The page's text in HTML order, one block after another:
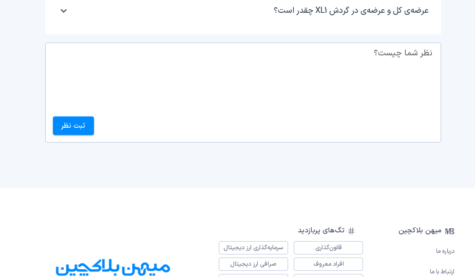
عرضه‌ی کل و عرضه‌ی در گردش XL1 چقدر است؟
نظر شما چیست؟
ثبت نظر
میهن بلاکچین
درباره ما
ارتباط با ما
تگ‌های پربازدید
قانون‌گذاری
سرمایه‌گذاری ارز دیجیتال
افراد معروف
صرافی ارز دیجیتال